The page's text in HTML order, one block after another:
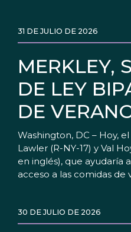
MERKLEY,
DE LEY
DE
31 DE JULIO DE 2026
Washington, DC – Hoy,
Lawler (R-NY-17) y Val
en inglés), que ayudaría
acceso a las comidas de
30 DE JULIO DE 2026